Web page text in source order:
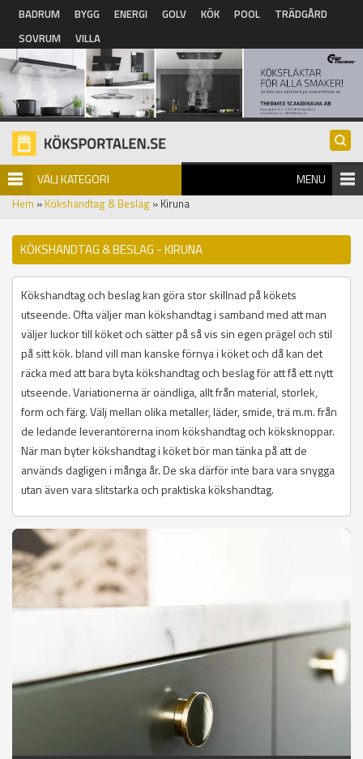
Hoppa till huvudinnehåll
BADRUM BYGG ENERGI GOLV KÖK POOL
TRÄDGÅRD
SOVRUM
VILLA
VÄLJ KATEGORI MENU
Hem » Kökshandtag & Beslag » Kiruna
KÖKSHANDTAG & BESLAG - KIRUNA
Kökshandtag och beslag kan göra stor skillnad på kökets
utseende. Ofta väljer man kökshandtag i samband med att man
väljer luckor till köket och sätter på så vis sin egen prägel och stil
på sitt kök. bland vill man kanske förnya i köket och då kan det
räcka med att bara byta kökshandtag och beslag för att få ett nytt
utseende. Variationerna är oändliga, allt från material, storlek,
form och färg. Välj mellan olika metaller, läder, smide, trä m.m. från
de ledande leverantörerna inom kökshandtag och köksknoppar.
När man byter kökshandtag i köket bör man tänka på att de
används dagligen i många år. De ska därför inte bara vara snygga
utan även vara slitstarka och praktiska kökshandtag.